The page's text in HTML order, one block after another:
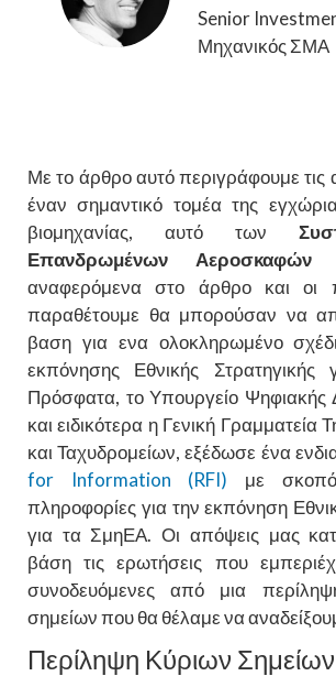
Senior
Μηχανικός ΣΜΑ
Με το άρθρο αυτό περιγράφουμε τις
έναν σημαντικό τομέα της
βιομηχανίας, αυτό των
Επανδρωμένων Αεροσκαφών
αναφερόμενα στο άρθρο και οι
παραθέτουμε θα μπορούσαν να
βαση για ενα ολοκληρωμένο
εκπόνησης Εθνικής
Πρόσφατα, το Υπουργείο Ψηφιακής
και ειδικότερα η Γενική Γραμματεία
και Ταχυδρομείων, εξέδωσε ένα
for Information (RFI) με σκοπό
πληροφορίες για την εκπόνηση
για τα ΣμηΕΑ. Οι απόψεις μας
βάση τις ερωτήσεις που
συνοδευόμενες από μια
σημείων που θα θέλαμε να
Περίληψη Κύριων Σημείων